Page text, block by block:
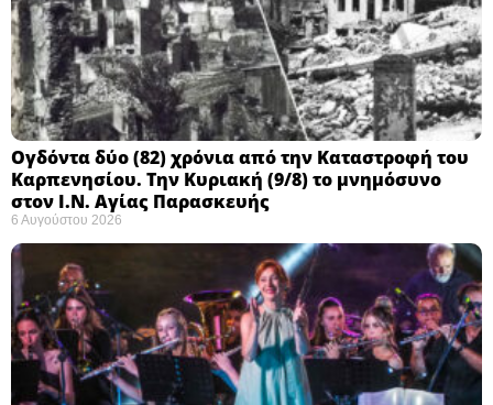
Ογδόντα δύο (82) χρόνια από την Καταστροφή του
Καρπενησίου. Την Κυριακή (9/8) το μνημόσυνο
στον Ι.Ν. Αγίας Παρασκευής
6 Αυγούστου 2026